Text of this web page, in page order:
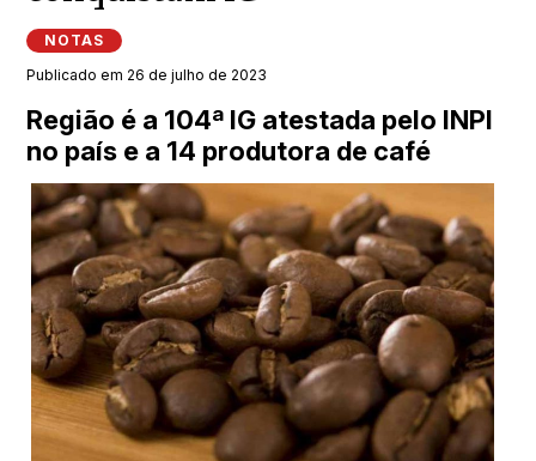
NOTAS
Publicado em 26 de julho de 2023
Região é a 104ª IG atestada pelo INPI
no país e a 14 produtora de café